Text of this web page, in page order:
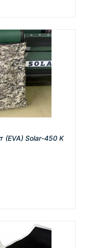
(EVA) Solar-450 K